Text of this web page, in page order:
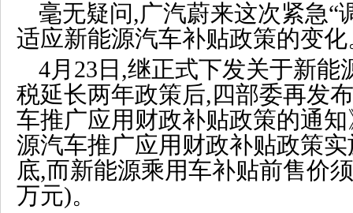
毫无疑问,广汽蔚来这次紧急“
适应新能源汽车补贴政策的变化
4月23日,继正式下发关于新能
税延长两年政策后,四部委再发
车推广应用财政补贴政策的通
源汽车推广应用财政补贴政策
底,而新能源乘用车补贴前售价
万元)。